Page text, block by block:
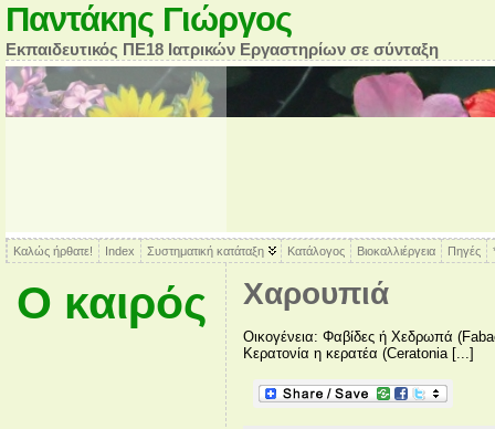
Παντάκης Γιώργος
Εκπαιδευτικός ΠΕ18 Ιατρικών Εργαστηρίων σε σύνταξη
Καλώς ήρθατε! Index Συστηματική κατάταξη Κατάλογος Βιοκαλλιέργεια Πηγές
Ο καιρός Χαρουπιά
Οικογένεια: Φαβίδες ή Χεδρωπά
Κερατονία η κερατέα (Ceratonia [...]